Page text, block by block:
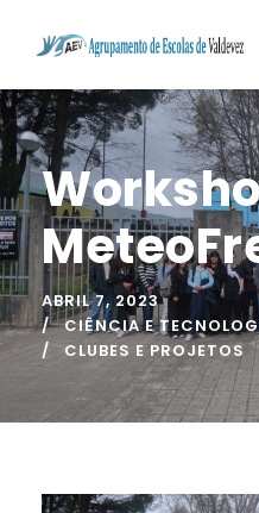
ABRIL 7, 2023
CIÊNCIA E
CLUBES E PROJETOS